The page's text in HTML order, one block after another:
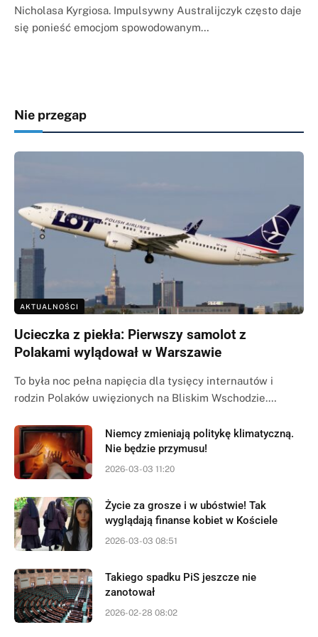
Nicholasa Kyrgiosa. Impulsywny Australijczyk często daje
się ponieść emocjom spowodowanym…
Nie przegap
AKTUALNOŚCI
Ucieczka z piekła: Pierwszy samolot z
Polakami wylądował w Warszawie
To była noc pełna napięcia dla tysięcy internautów i
rodzin Polaków uwięzionych na Bliskim Wschodzie.…
Niemcy zmieniają politykę klimatyczną.
Nie będzie przymusu!
2026-03-03 11:20
Życie za grosze i w ubóstwie! Tak
wyglądają finanse kobiet w Kościele
2026-03-03 08:51
Takiego spadku PiS jeszcze nie
zanotował
2026-02-28 08:02